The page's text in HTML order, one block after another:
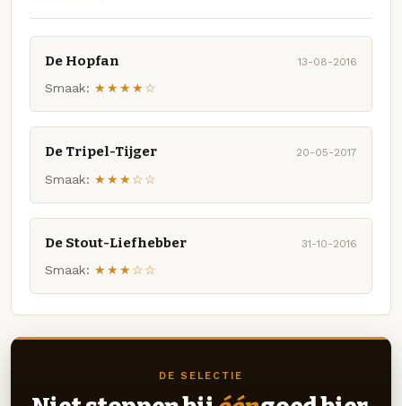
De Hopfan 13-08-2016
Smaak: ★★★★☆
De Tripel-Tijger 20-05-2017
Smaak: ★★★☆☆
De Stout-Liefhebber 31-10-2016
Smaak: ★★★☆☆
DE SELECTIE